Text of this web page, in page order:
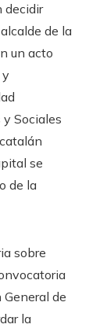
decidir
de la
un acto
Sociales
se
de la
sobre
de
la